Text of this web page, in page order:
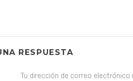
RESPUESTA
Tu dirección de correo electrónico